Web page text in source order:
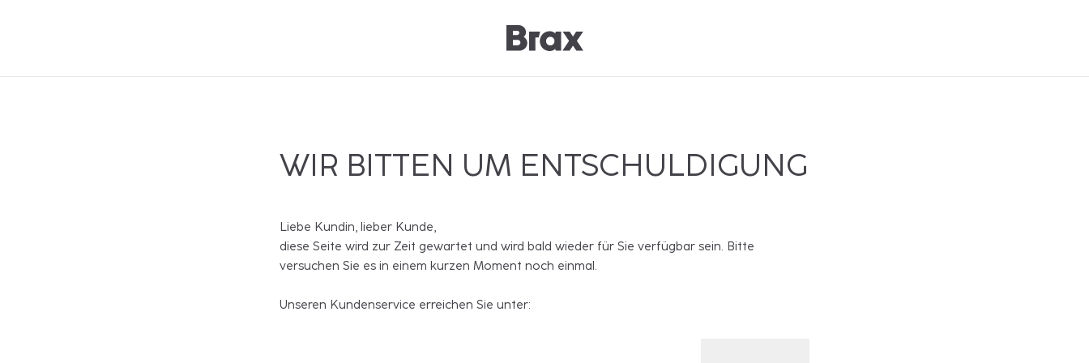
WIR BITTEN UM ENTSCHULDIGUNG
Liebe Kundin, lieber Kunde,
diese Seite wird zur Zeit gewartet und wird bald wieder für Sie verfügbar sein. Bitte
versuchen Sie es in einem kurzen Moment noch einmal.
Unseren Kundenservice erreichen Sie unter: